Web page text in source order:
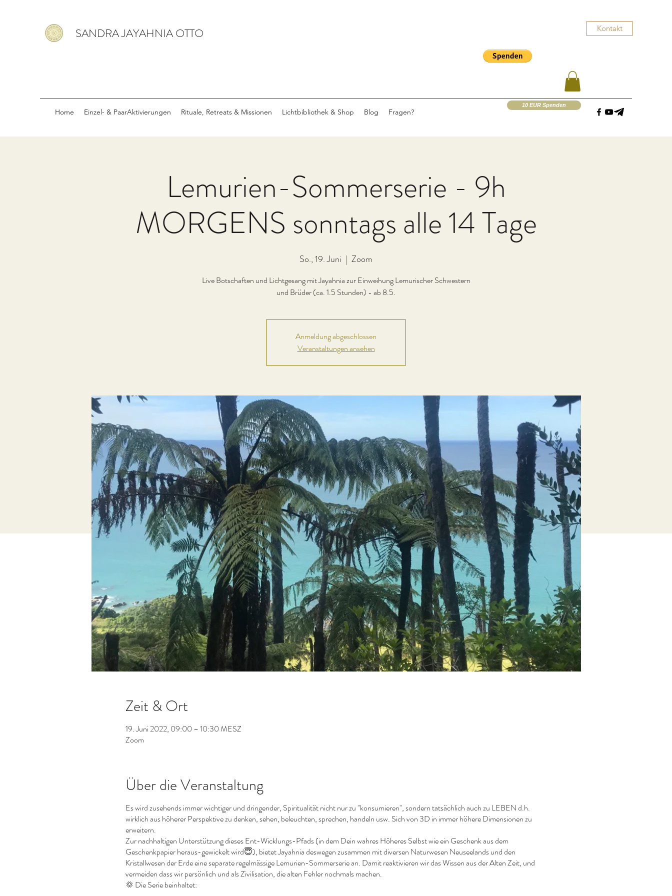
SANDRA JAYAHNIA OTTO Kontakt
Home Einzel- & PaarAktivierungen Rituale, Retreats & Missionen Lichtbibliothek & Shop Blog Fragen?
Lemurien-Sommerserie - 9h
MORGENS sonntags alle 14 Tage
So., 19. Juni
  |
Zoom
Live Botschaften und Lichtgesang mit Jayahnia zur Einweihung Lemurischer Schwestern
und Brüder (ca. 1.5 Stunden) - ab 8.5.
Anmeldung abgeschlossen
Veranstaltungen ansehen
Zeit & Ort
19. Juni 2022, 09:00 – 10:30 MESZ
Zoom
Über die Veranstaltung
Es wird zusehends immer wichtiger und dringender, Spiritualität nicht nur zu "konsumieren", sondern tatsächlich auch zu LEBEN d.h.
wirklich aus höherer Perspektive zu denken, sehen, beleuchten, sprechen, handeln usw. Sich von 3D in immer höhere Dimensionen zu
erweitern.
Zur nachhaltigen Unterstützung dieses Ent-Wicklungs-Pfads (in dem Dein wahres Höheres Selbst wie ein Geschenk aus dem
Geschenkpapier heraus-gewickelt wird😇), bietet Jayahnia deswegen zusammen mit diversen Naturwesen Neuseelands und den
Kristallwesen der Erde eine separate regelmässige Lemurien-Sommerserie an. Damit reaktivieren wir das Wissen aus der Alten Zeit, und
vermeiden dass wir persönlich und als Zivilisation, die alten Fehler nochmals machen.
🌞 Die Serie beinhaltet:
10 EUR Spenden